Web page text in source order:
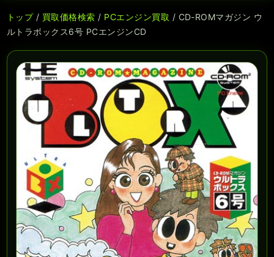
トップ/ 買取価格検索 / PCエンジン買取 / CD-ROMマガジン ウ
ルトラボックス6号 PCエンジンCD